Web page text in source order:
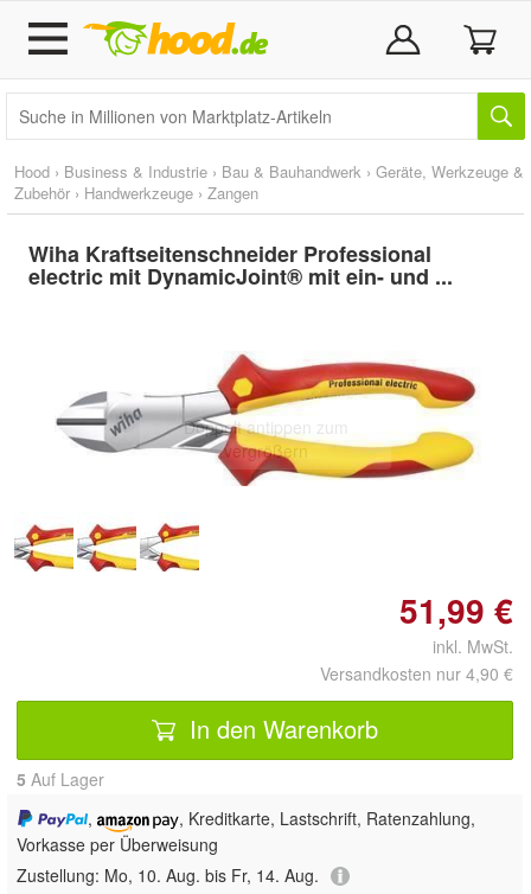
Hood › Business & Industrie › Bau & Bauhandwerk › Geräte, Werkzeuge &
Zubehör › Handwerkzeuge › Zangen
Wiha Kraftseitenschneider Professional
electric mit DynamicJoint® mit ein- und ...
Doppelt antippen zum
vergrößern
51,99 €
inkl. MwSt.
Versandkosten nur 4,90 €
In den Warenkorb
5 Auf Lager
,
, Kreditkarte, Lastschrift, Ratenzahlung,
Vorkasse per Überweisung
Zustellung: Mo, 10. Aug. bis Fr, 14. Aug.